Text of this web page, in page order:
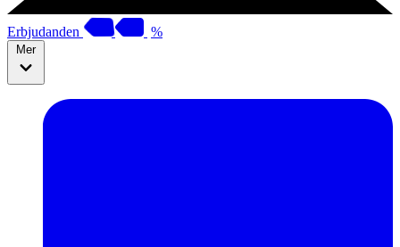
Erbjudanden %
Mer